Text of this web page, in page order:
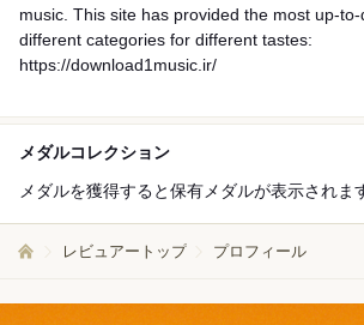
music. This site has provided the most up-
different categories for different tastes:
https://download1music.ir/
メダルコレクション
メダルを獲得すると保有メダルが表示されま
レビュアートップ プロフィール